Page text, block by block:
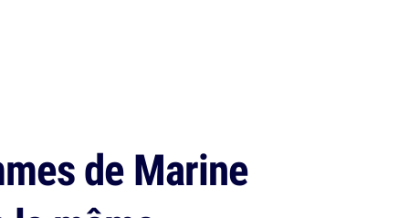
de Marine